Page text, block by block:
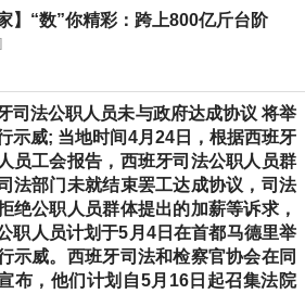
家】“数”你精彩：跨上800亿斤台阶
司法公职人员未与政府达成协议 将举
示威; 当地时间4月24日，根据西班牙
员工会报告，西班牙司法公职人员群
法部门未就结束罢工达成协议，司法
绝公职人员群体提出的加薪等诉求，
职人员计划于5月4日在首都马德里举
示威。西班牙司法和检察官协会在同
布，他们计划自5月16日起召集法院